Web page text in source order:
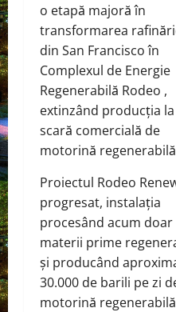
o etapă majoră în
transformarea
din San Francisco în
Complexul de Energie
Regenerabilă Rodeo ,
extinzând producția la
scară comercială de
motorină
Proiectul Rodeo
progresat, instalația
procesând acum doar
materii prime
și producând
30.000 de barili pe zi
motorină